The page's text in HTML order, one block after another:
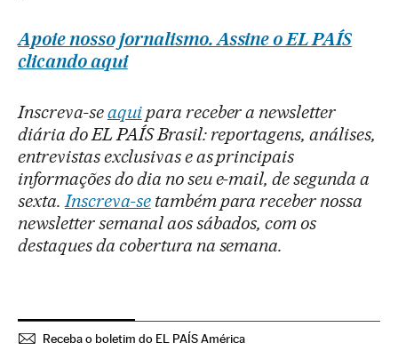
Apoie nosso jornalismo. Assine o EL PAÍS
clicando aqui
Inscreva-seaquipara receber a newsletter
diária do EL PAÍS Brasil: reportagens, análises,
entrevistas exclusivas e as principais
informações do dia no seu e-mail, de segunda a
sexta. Inscreva-setambém para receber nossa
newsletter semanal aos sábados, com os
destaques da cobertura na semana.
Receba o boletim do EL PAÍS América